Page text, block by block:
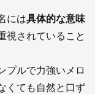
には具体的な意味
視されていること
プルで力強いメロ
くても自然と口ず